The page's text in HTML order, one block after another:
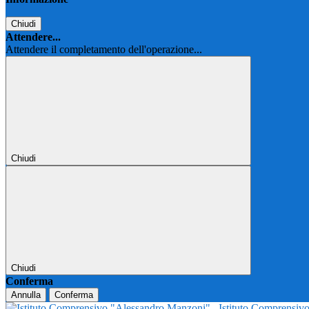
Chiudi
Attendere...
Attendere il completamento dell'operazione...
Chiudi
Chiudi
Conferma
Annulla Conferma